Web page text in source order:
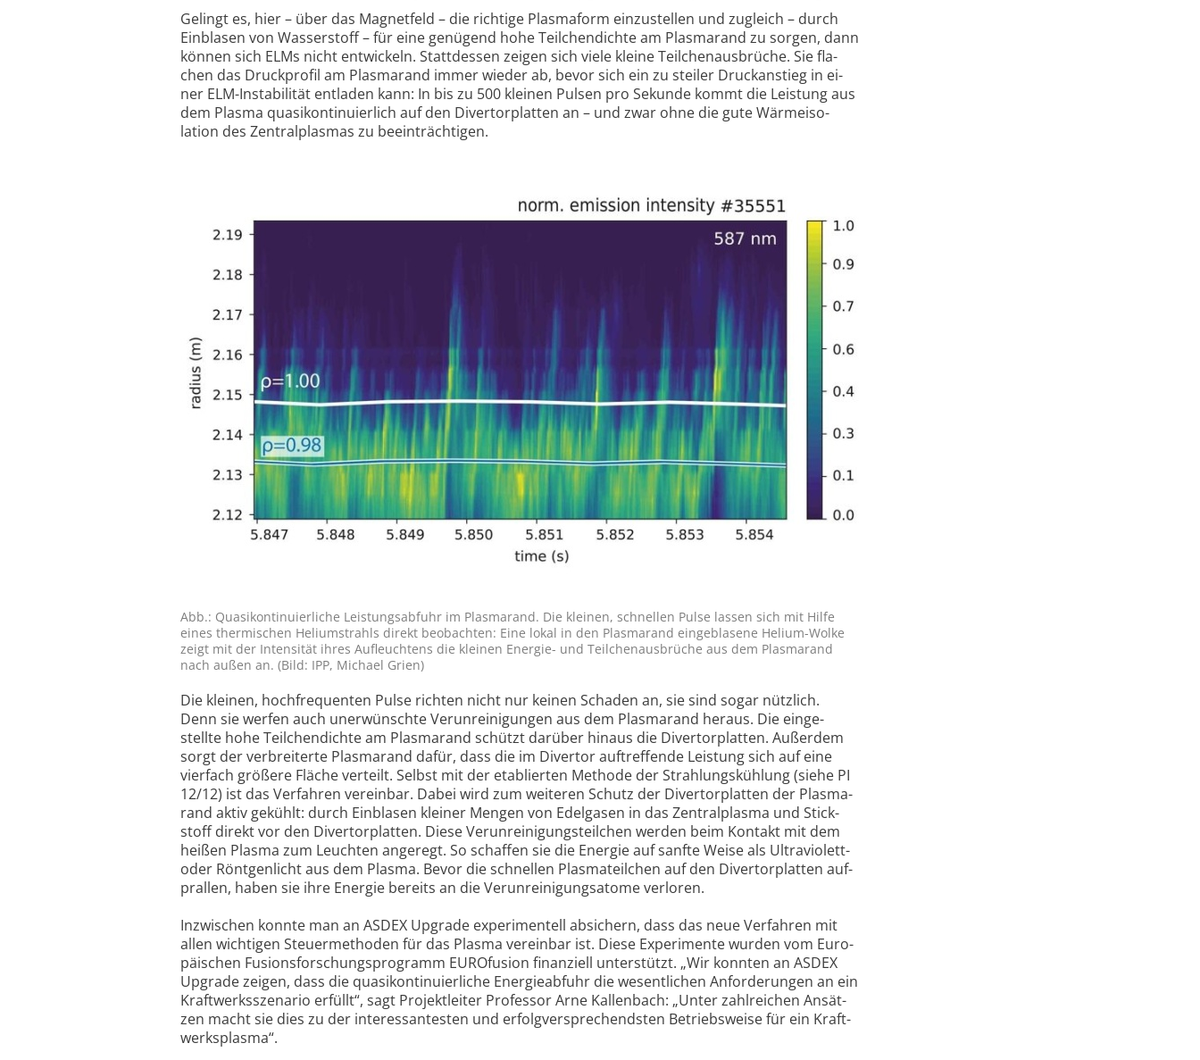
Ge­lingt es, hier – über das Mag­netfeld – die rich­tige Plas­ma­form einzu­stellen und zu­gleich – durch
Einbla­sen von Was­ser­stoff – für eine genü­gend hohe Teil­chen­dichte am Plas­ma­rand zu sorgen, dann
kön­nen sich ELMs nicht entwi­ckeln. Statt­dessen zeigen sich viele kleine Teil­chen­aus­brü­che. Sie fla­
chen das Druck­profil am Plas­ma­rand immer wieder ab, be­vor sich ein zu steiler Druck­anstieg in ei­
ner ELM-Insta­bilität entla­den kann: In bis zu 500 kleinen Pulsen pro Se­kunde kommt die Leis­tung aus
dem Plasma quasi­konti­nuier­lich auf den Di­vertor­platten an – und zwar ohne die gute Wär­meiso­
lation des Zentralplas­mas zu beein­trächti­gen.
Abb.: Quasi­konti­nuier­liche Leistungs­abfuhr im Plasma­rand. Die kleinen, schnellen Pulse lassen sich mit Hilfe
eines ther­mischen Helium­strahls direkt beob­achten: Eine lokal in den Plasma­rand ein­ge­blasene Helium-Wolke
zeigt mit der Inten­sität ihres Auf­leuchtens die kleinen Energie- und Teilchen­aus­brüche aus dem Plasma­rand
nach außen an. (Bild: IPP, Michael Grien)
Die klei­nen, hoch­fre­quen­ten Pulse richten nicht nur keinen Scha­den an, sie sind sogar nütz­lich.
Denn sie werfen auch uner­wünschte Verun­reini­gungen aus dem Plas­ma­rand heraus. Die einge­
stellte hohe Teil­chen­dichte am Plas­ma­rand schützt dar­über hinaus die Di­vertor­plat­ten. Außer­dem
sorgt der ver­brei­terte Plas­ma­rand dafür, dass die im Diver­tor auf­tref­fende Leis­tung sich auf eine
vier­fach grö­ßere Fläche ver­teilt. Selbst mit der etab­lierten Me­thode der Strah­lungs­küh­lung (siehe PI
12/12) ist das Verfah­ren verein­bar. Dabei wird zum weite­ren Schutz der Di­vertor­platten der Plas­ma­
rand aktiv ge­kühlt: durch Einbla­sen kleiner Men­gen von Edelga­sen in das Zentralplasma und Stick­
stoff direkt vor den Di­vertor­plat­ten. Diese Verun­reini­gungs­teil­chen wer­den beim Kon­takt mit dem
heißen Plasma zum Leuch­ten an­geregt. So schaf­fen sie die Ener­gie auf sanfte Weise als Ult­ravio­lett-
o­der Rönt­gen­licht aus dem Plasma. Bevor die schnel­len Plas­mateil­chen auf den Di­vertor­platten auf­
pral­len, ha­ben sie ihre Ener­gie be­reits an die Verun­reini­gungs­atome verlo­ren.
Inzwi­schen konnte man an ASDEX Up­grade experi­men­tell ab­si­chern, dass das neue Verfah­ren mit
allen wichti­gen Steuer­metho­den für das Plasma verein­bar ist. Diese Experi­mente wur­den vom Euro­
päi­schen Fusi­onsfor­schungspro­gramm EURO­fusion finanzi­ell un­ter­stützt. „Wir konn­ten an ASDEX
Up­grade zeigen, dass die quasi­konti­nuierli­che Ener­gieab­fuhr die we­sentli­chen Anfor­derun­gen an ein
Kraft­werks­szena­rio er­füllt“, sagt Pro­jektlei­ter Profes­sor Arne Kallen­bach: „Unter zahlrei­chen Ansät­
zen macht sie dies zu der inte­ressan­testen und er­folg­ver­spre­chendsten Be­triebs­weise für ein Kraft­
werks­plasma“.